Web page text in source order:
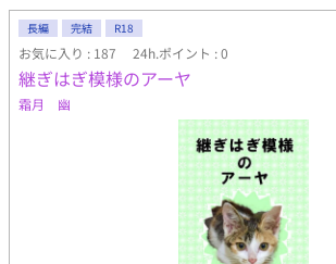
長編 完結 R18
お気に入り : 187 24h.ポイント : 0
継ぎはぎ模様のアーヤ
霜月 幽